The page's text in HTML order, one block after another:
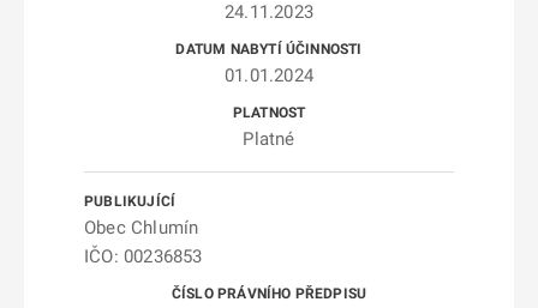
24.11.2023
01.01.2024
Platné
Obec Chlumín
IČO: 00236853